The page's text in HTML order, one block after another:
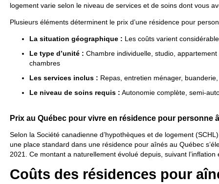
logement varie selon le niveau de services et de soins dont vous
Plusieurs éléments déterminent le prix d’une résidence pour
La situation géographique : Les coûts varient
Le type d’unité : Chambre individuelle, studio,
chambres
Les services inclus : Repas, entretien ménager,
Le niveau de soins requis : Autonomie complète, semi-
Prix au Québec pour vivre en résidence pour personne
Selon la Société canadienne d’hypothèques et de logement
une place standard dans une résidence pour aînés au Québec
2021. Ce montant a naturellement évolué depuis, suivant l’inflation
Coûts des résidences pour